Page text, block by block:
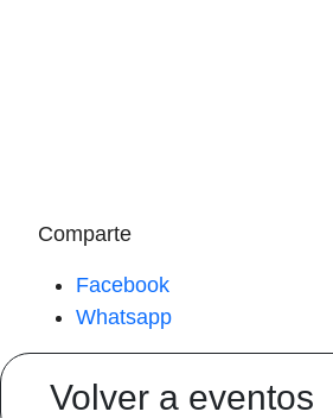
Comparte
Facebook
Whatsapp
Volver a eventos